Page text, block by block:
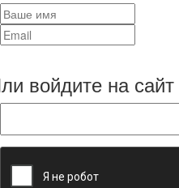
войдите на сайт